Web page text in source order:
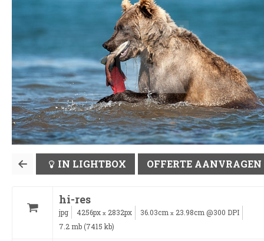
IN LIGHTBOX OFFERTE AANVRAGEN
hi-res
jpg 4256px x 2832px 36.03cm x 23.98cm @300 DPI
7.2 mb (7415 kb)